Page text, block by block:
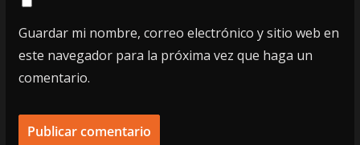
Guardar mi nombre, correo electrónico y sitio web en
este navegador para la próxima vez que haga un
comentario.